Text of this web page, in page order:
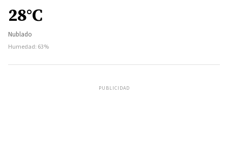
28°C
Nublado
Humedad: 63%
PUBLICIDAD